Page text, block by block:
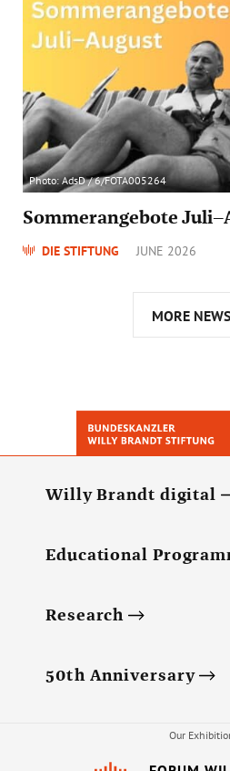
Photo: AdsD / 6/FOTA005264
Sommerangebote
DIE STIFTUNG JUNE 2026
MORE NEWS
Willy Brandt digital
Educational
Research
50th Anniversary
Our